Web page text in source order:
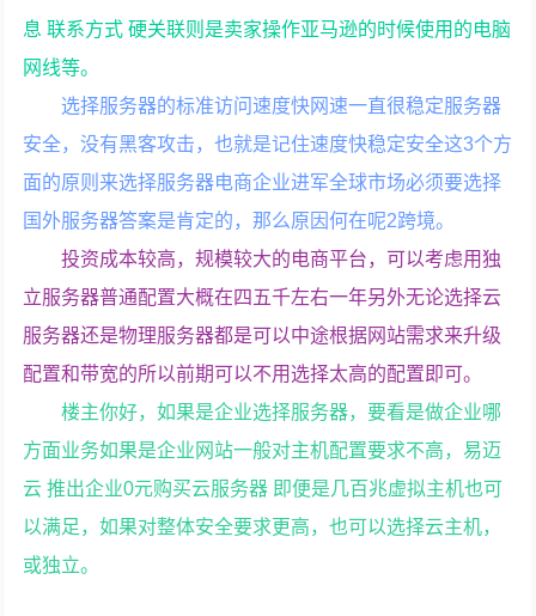
息 联系方式 硬关联则是卖家操作亚马逊的时候使用的电脑
网线等。
选择服务器的标准访问速度快网速一直很稳定服务器
安全，没有黑客攻击，也就是记住速度快稳定安全这3个方
面的原则来选择服务器电商企业进军全球市场必须要选择
国外服务器答案是肯定的，那么原因何在呢2跨境。
投资成本较高，规模较大的电商平台，可以考虑用独
立服务器普通配置大概在四五千左右一年另外无论选择云
服务器还是物理服务器都是可以中途根据网站需求来升级
配置和带宽的所以前期可以不用选择太高的配置即可。
楼主你好，如果是企业选择服务器，要看是做企业哪
方面业务如果是企业网站一般对主机配置要求不高，易迈
云 推出企业0元购买云服务器 即便是几百兆虚拟主机也可
以满足，如果对整体安全要求更高，也可以选择云主机，
或独立。